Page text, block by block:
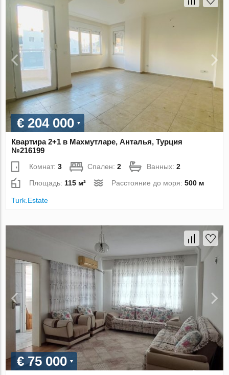
€ 204 000
Квартира 2+1 в Махмутларе, Анталья, Турция
№216199
Комнат:3 Спален:2 Ванных:2
Площадь: 115 м² Расстояние до моря:500 м
Turk.Estate
€ 75 000